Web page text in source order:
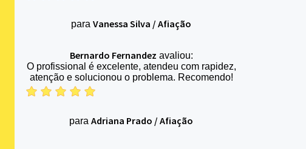
para Vanessa Silva / Afiação
Bernardo Fernandez avaliou:
O profissional é excelente, atendeu com rapidez,
atenção e solucionou o problema. Recomendo!
para Adriana Prado / Afiação